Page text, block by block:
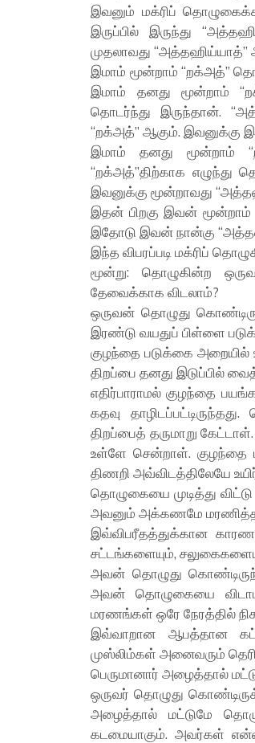
இவனும் மக்ரிப்
இருப்பில் இருந்து
முதலாவது “அத்தஹிய்யாத்”
இமாம் மூன்றாம் “றக்அத்”
இமாம் தனது மூன்றாம்
தொடர்ந்து இருந்தான்.
“றக்அத்” ஆகும். இவனுக்கு
இமாம் தனது மூன்றாம்
“றக்அத்”திற்காக
இவனுக்கு மூன்றாவது
இதன் பிறகு இவன்
இதோடு இவன் நான்கு
இந்த விபரப்படி மக்ரிப்
மூன்று: தொழுகின்ற
தேவைக்காக விடலாம்?
ஒருவன் தொழுது
இரண்டு வயதுப் பிள்ளை
குழந்தை படுக்கை
திறப்பை தனது இடுப்பில்
எதிர்பாராமல் குழந்தை
கதவு
திறப்பைத் தருமாறு
உள்ளே சென்றாள். குழந்தை
திணறி அவ்விடத்திலேயே
தொழுகையை முடித்து
அவனும் அக்கணமே
இவ்விபரீதத்துக்கான
சட்டங்களையும்,
அவன் தொழுது
அவன் தொழுகையை
மரணங்கள் ஒரே நேரத்தில்
இவ்வாறான ஆபத்தான
முஸ்லிம்கள் அனைவரும்
பெருமானார் அழைத்தால்
ஒருவர் தொழுது
அழைத்தால் மட்டுமே
கடமையாகும். அவர்கள்